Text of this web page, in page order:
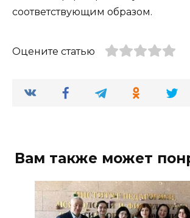
соответствующим образом.
Оцените статью
Вам также может